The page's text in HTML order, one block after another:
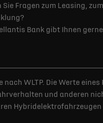
Sie Fragen zum Leasing,
Bank gibt Ihnen
nach WLTP. Die Werte
und anderen